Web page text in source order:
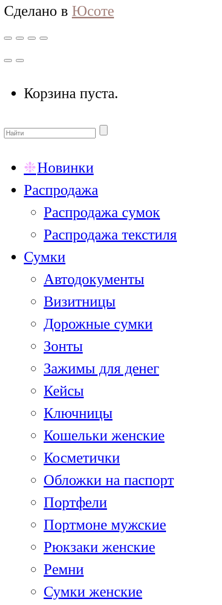
Сделано в Юсоте
Корзина пуста.
Новинки
Распродажа
Распродажа сумок
Распродажа текстиля
Сумки
Автодокументы
Визитницы
Дорожные сумки
Зонты
Зажимы для денег
Кейсы
Ключницы
Кошельки женские
Косметички
Обложки на паспорт
Портфели
Портмоне мужские
Рюкзаки женские
Ремни
Сумки женские